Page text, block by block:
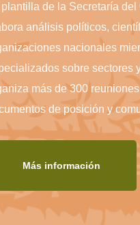
plantilla de la Secretaría
análisis políticos,
nacionales
sobre sectores
más de 300
de posición y
Más información